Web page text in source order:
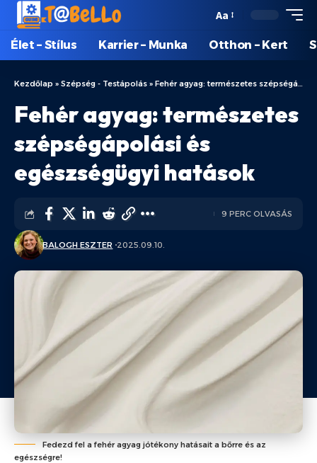
Aa
Élet – Stílus Karrier – Munka Otthon – Kert
Kezdőlap » Szépség - Testápolás » Fehér agyag: természetes szépségápolási és egészségügyi hatások
Fehér agyag: természetes
szépségápolási és
egészségügyi hatások
BALOGH ESZTER 2025.09.10.
9 PERC OLVASÁS
Fedezd fel a fehér agyag jótékony hatásait a bőrre és az
egészségre!